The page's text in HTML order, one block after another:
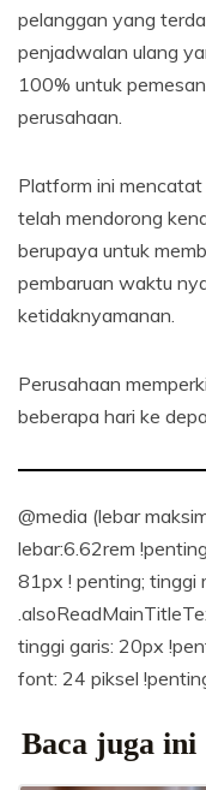
pelanggan yang
penjadwalan ulang
100% untuk
perusahaan.
Platform ini
telah mendorong
berupaya untuk
pembaruan waktu
ketidaknyamanan.
Perusahaan
beberapa hari ke
@media (lebar
lebar:6.62rem
81px ! penting; tinggi
tinggi garis: 20px
font: 24 piksel
Baca juga ini